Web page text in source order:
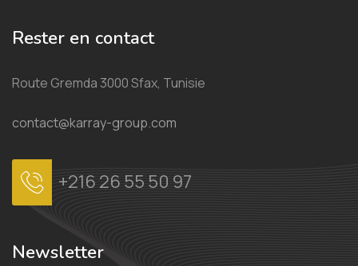
Rester en contact
Route Gremda 3000 Sfax, Tunisie
contact@karray-group.com
+216 26 55 50 97
Newsletter